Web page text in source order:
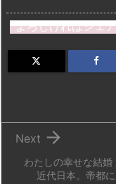
st
o
d
e
s
k
よろしければシェ
わたしの幸せな結
近代日本。帝都

Next